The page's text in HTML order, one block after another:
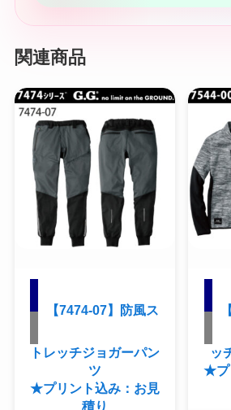
関連商品
【7474-07】防風ス
トレッチジョガーパン
ツ
★プリント込み：お見
積り
ッ
★プ